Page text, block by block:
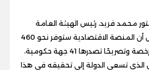
محمد فريد، رئيس الهيئة العامة
للرقابة المالية، حول أن المنصة الاقتصادية ستوفر نحو 460
خدمة استثمارية ورخصة وتصريحًا تصدرها 41 جهة حكومية،
تسعى الدولة إلى تحقيقه في هذا